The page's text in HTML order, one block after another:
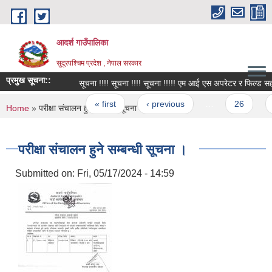
Skip to main content
आदर्श गाउँपालिका
सुदूरपश्चिम प्रदेश , नेपाल सरकार
प्रमुख सूचना::
Pages
« first ‹ previous
You are here
Home » परीक्षा संचालन हुने सम्बन्धी सूचना ।
परीक्षा संचालन हुने सम्बन्धी सूचना ।
Submitted on: Fri, 05/17/2024 - 14:59